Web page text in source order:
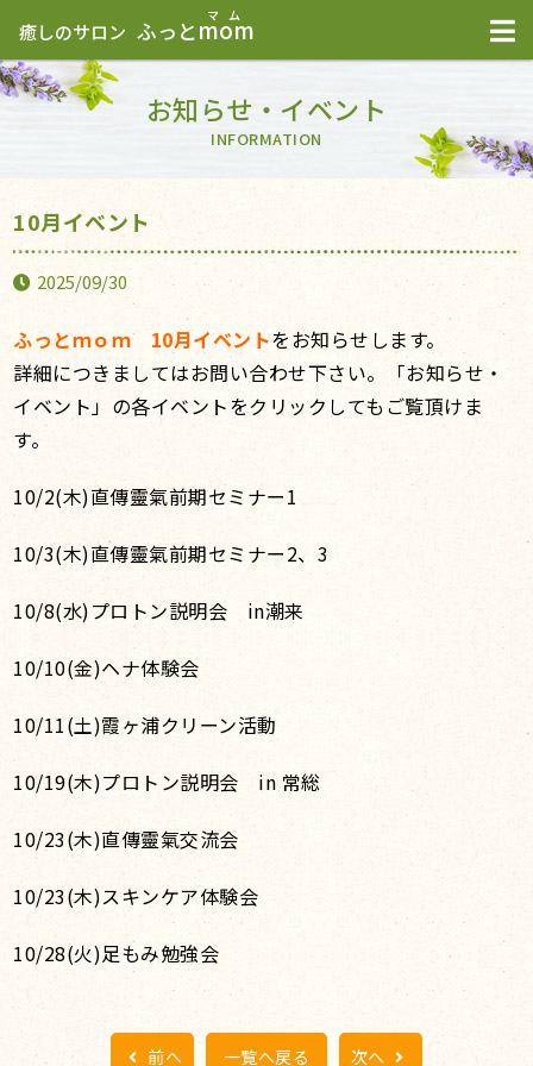
癒しのサロン ふっとmom
お知らせ・イベント
INFORMATION
10月イベント
2025/09/30
ふっとｍｏｍ 10月イベントをお知らせします。
詳細につきましてはお問い合わせ下さい。「お知らせ・
イベント」の各イベントをクリックしてもご覧頂けま
す。
10/2(木)直傳靈氣前期セミナー1
10/3(木)直傳靈氣前期セミナー2、3
10/8(水)プロトン説明会 in潮来
10/10(金)ヘナ体験会
10/11(土)霞ヶ浦クリーン活動
10/19(木)プロトン説明会 in 常総
10/23(木)直傳靈氣交流会
10/23(木)スキンケア体験会
10/28(火)足もみ勉強会
前へ 一覧へ戻る 次へ